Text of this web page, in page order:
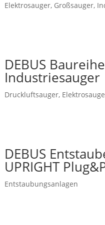
Elektrosauger, Großsauger,
DEBUS
Industriesauger
Druckluftsauger,
DEBUS
UPRIGHT
Entstaubungsanlagen